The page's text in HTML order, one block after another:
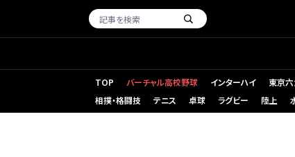
TOP バーチャル高校野球 インターハイ 東京
相撲・格闘技
テニス 卓球 ラグビー 陸上